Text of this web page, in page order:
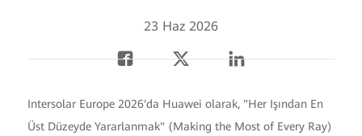
23 Haz 2026
Intersolar Europe 2026'da Huawei olarak, "Her Işından En
Üst Düzeyde Yararlanmak" (Making the Most of Every Ray)